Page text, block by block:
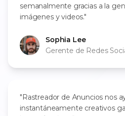
semanalmente gracias a la
imágenes y videos."
Sophia Lee
Gerente de Redes
"Rastreador de Anuncios nos
instantáneamente creativos